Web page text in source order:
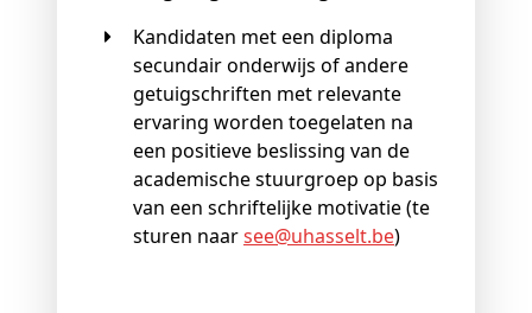
Kandidaten met een diploma
secundair onderwijs of andere
getuigschriften met relevante
ervaring worden toegelaten na
een positieve beslissing van de
academische stuurgroep op basis
van een schriftelijke motivatie (te
sturen naarsee@uhasselt.be)